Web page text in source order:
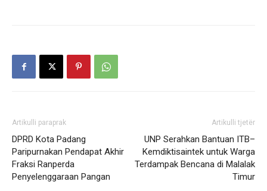
Artikulli paraprak
DPRD Kota Padang
Paripurnakan Pendapat Akhir
Fraksi Ranperda
Penyelenggaraan Pangan
Artikulli tjetër
UNP Serahkan Bantuan ITB–
Kemdiktisaintek untuk Warga
Terdampak Bencana di Malalak
Timur